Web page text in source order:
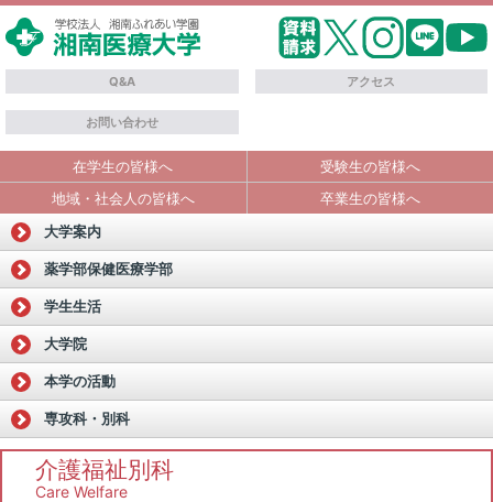
Q&A アクセス
お問い合わせ
在学生の皆様へ
受験生の皆様へ
地域・社会人の皆様へ
卒業生の皆様へ
介護福祉別科
Care Welfare
大学案内
薬学部保健医療学部
学生生活
大学院
本学の活動
専攻科・別科